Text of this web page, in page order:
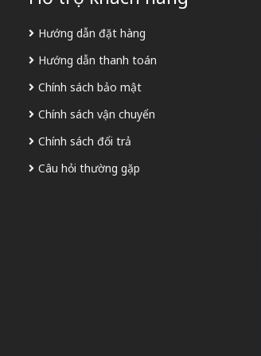
Hướng dẫn đặt hàng
Hướng dẫn thanh toán
Chính sách bảo mật
Chính sách vận chuyển
Chính sách đổi trả
Câu hỏi thường gặp